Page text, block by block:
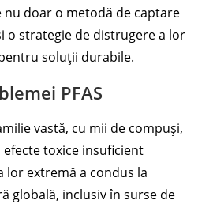
doar o metodă de captare
o strategie de distrugere a lor
soluții durabile.
PFAS
vastă, cu mii de compuși,
toxice insuficient
lor extremă a condus la
globală, inclusiv în surse de